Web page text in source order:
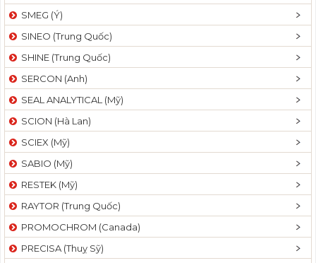
n
SMEG (Ý)
SINEO (Trung Quốc)
SHINE (Trung Quốc)
SERCON (Anh)
SEAL ANALYTICAL (Mỹ)
SCION (Hà Lan)
SCIEX (Mỹ)
SABIO (Mỹ)
RESTEK (Mỹ)
RAYTOR (Trung Quốc)
PROMOCHROM (Canada)
PRECISA (Thuỵ Sỹ)